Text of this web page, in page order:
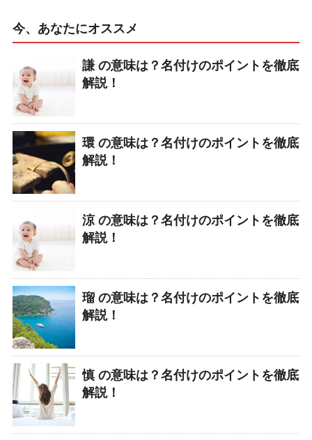
今、あなたにオススメ
謙 の意味は？名付けのポイントを徹底
解説！
環 の意味は？名付けのポイントを徹底
解説！
涼 の意味は？名付けのポイントを徹底
解説！
瑠 の意味は？名付けのポイントを徹底
解説！
慎 の意味は？名付けのポイントを徹底
解説！